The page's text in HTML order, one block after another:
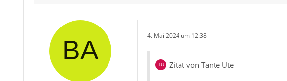
4. Mai 2024 um 12:38
Zitat von Tante Ute